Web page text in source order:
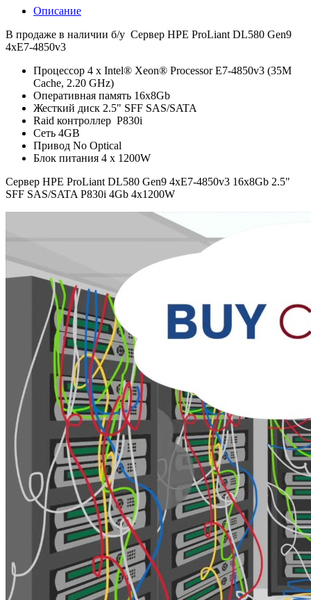
Описание
В продаже в наличии б/у Сервер HPE ProLiant DL580 Gen9
4xE7-4850v3
Процессор 4 x Intel® Xeon® Processor E7-4850v3 (35M
Cache, 2.20 GHz)
Оперативная память 16x8Gb
Жесткий диск 2.5" SFF SAS/SATA
Raid контроллер P830i
Сеть 4GB
Привод No Optical
Блок питания 4 x 1200W
Сервер HPE ProLiant DL580 Gen9 4xE7-4850v3 16x8Gb 2.5"
SFF SAS/SATA P830i 4Gb 4x1200W